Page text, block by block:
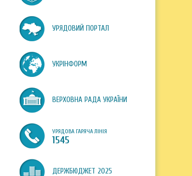
УРЯДОВИЙ ПОРТАЛ
УКРІНФОРМ
ВЕРХОВНА РАДА УКРАЇНИ
УРЯДОВА ГАРЯЧА ЛІНІЯ
1545
ДЕРЖБЮДЖЕТ 2025